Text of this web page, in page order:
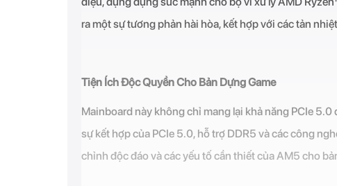
ra một sự tương phản hài hòa, kết hợp với các tản
Tiện Ích Độc Quyền Cho Bản Dựng Game
Mainboard này không chỉ mang lại khả năng PCIe
sự kết hợp của PCIe 5.0, hỗ trợ DDR5 và các công
chỉnh độc đáo và các yếu tố cần thiết của AM5 cho